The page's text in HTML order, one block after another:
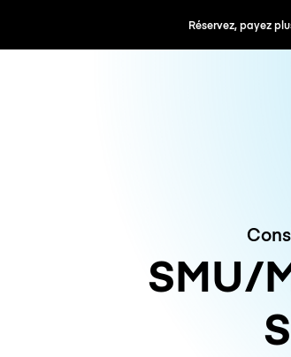
Réservez, payez plus tard
SMU/